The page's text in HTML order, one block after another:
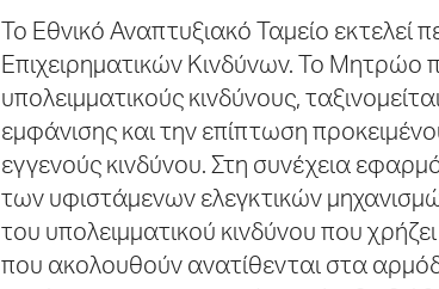
Το Εθνικό Αναπτυξιακό Ταμείο εκτελεί
Επιχειρηματικών Κινδύνων. Το Μητρώο
υπολειμματικούς κινδύνους,
εμφάνισης και την επίπτωση
εγγενούς κινδύνου. Στη συνέχεια
των υφιστάμενων ελεγκτικών
του υπολειμματικού κινδύνου που
που ακολουθούν ανατίθενται στα